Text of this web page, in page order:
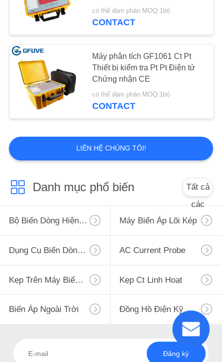
có thể đàm phán MOQ:1bộ
CONTACT
Máy phân tích GF1061 Ct Pt
Thiết bị kiểm tra Pt Pt Điện tử
Chứng nhận CE
có thể đàm phán MOQ:1bộ
CONTACT
LIÊN HỆ CHÚNG TÔI!
Danh mục phổ biến
Tất cả
các
Bộ Biến Dòng Hiện Tại Số Không
Máy Biến Áp Lõi Kép
Dụng Cụ Biến Dòng Điện AC Current Probe
Kẹp Trên Máy Biến Áp Hiện Tại Kẹp Ct Linh Hoạt
Biến Áp Ngoài Trời Đồng Hồ Điện Kỹ Thuật Số
Đăng ký